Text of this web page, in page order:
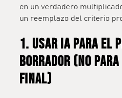
en un verdadero
un reemplazo del criterio
1. Usar IA para el
borrador (no
final)